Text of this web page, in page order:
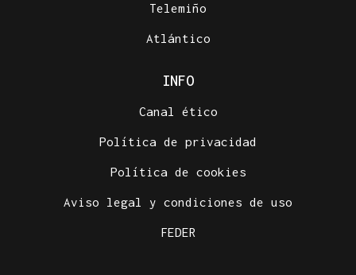
Telemiño
Atlántico
INFO
Canal ético
Política de privacidad
Política de cookies
Aviso legal y condiciones de uso
FEDER